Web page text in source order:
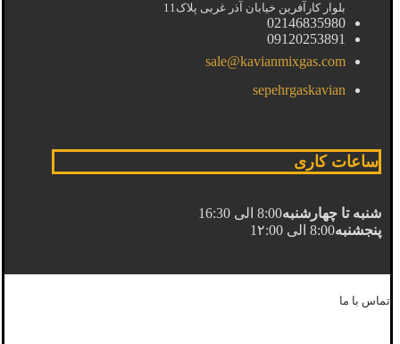
بلوار کارآفرین خیابان آذر غربی پلاک11
02146835980
09120253891
sale@kavianmixgas.com
sepehrgaskavian
ساعات کاری
شنبه تا چهارشنبه8:00 الی 16:30
پنجشنبه8:00 الی 1۲:00
تماس با ما